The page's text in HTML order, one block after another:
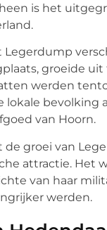
is het
groeide
werden
lokale bevolking
van Hoorn.
groei van
attractie. Het
van haar
werden.